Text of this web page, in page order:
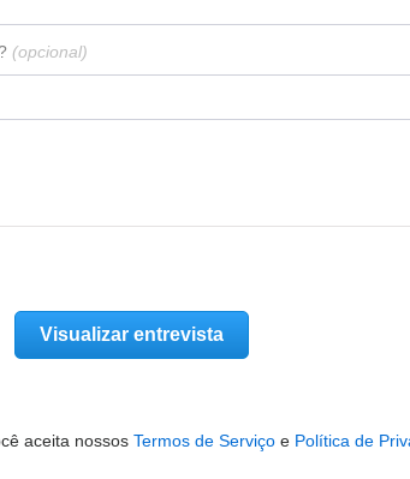
(opcional)
Visualizar entrevista
aceita nossos Termos de Serviçoe Política de